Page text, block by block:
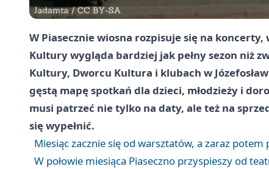
W Piasecznie wiosna rozpisuje się na
Kultury wygląda bardziej jak pełny sezon niż
Kultury, Dworcu Kultura i klubach w
gęstą mapę spotkań dla dzieci, młodzieży i
musi patrzeć nie tylko na daty, ale też na
się wypełnić.
Miesiąc zacznie się od warsztatów, a zaraz
W połowie miesiąca Piaseczno przyspieszy od